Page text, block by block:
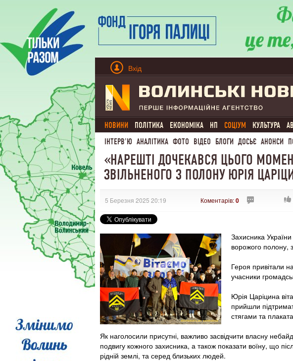
Вхід
НОВИНИ ПОЛІТИКА ЕКОНОМІКА НП СОЦІУМ КУЛЬТУРА
ІНТЕРВ'Ю АНАЛІТИКА ФОТО ВІДЕО БЛОГИ ДОСЬЄ АНОНСИ
«НАРЕШТІ ДОЧЕКАВСЯ ЦЬОГО
ЗВІЛЬНЕНОГО З ПОЛОНУ ЮРІЯ
5 Березня 2025 20:19 Коментарів:0
Захисника України
ворожого полону,
Героя привітали
учасники
Юрія Царіцина
прийшли
стягами та
Як наголосили присутні, важливо засвідчити власну
подвигу кожного захисника, а також показати воїну, що
рідній землі, та серед близьких людей.